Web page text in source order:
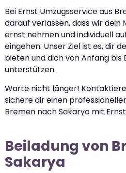
Bei Ernst Umzugsservice aus
darauf verlassen, dass wir dein
ernst nehmen und individuell
eingehen. Unser Ziel ist es, dir
bieten und dich von Anfang bis
unterstützen.
Warte nicht länger!
sichere dir einen
Bremen nach Sakarya mit
Beiladung von
Sakarya